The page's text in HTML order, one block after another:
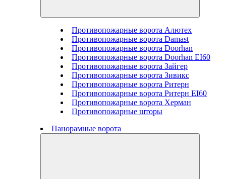
Противопожарные ворота Алютех
Противопожарные ворота Damast
Противопожарные ворота Doorhan
Противопожарные ворота Doorhan EI60
Противопожарные ворота Зайгер
Противопожарные ворота Зивикс
Противопожарные ворота Ритерн
Противопожарные ворота Ритерн EI60
Противопожарные ворота Херман
Противопожарные шторы
Панорамные ворота